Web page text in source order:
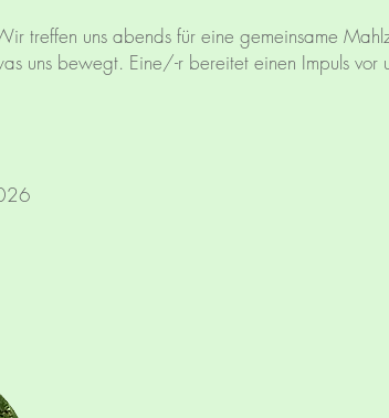
treffen uns abends für eine gemeinsame
uns bewegt. Eine/-r bereitet einen Impuls vor